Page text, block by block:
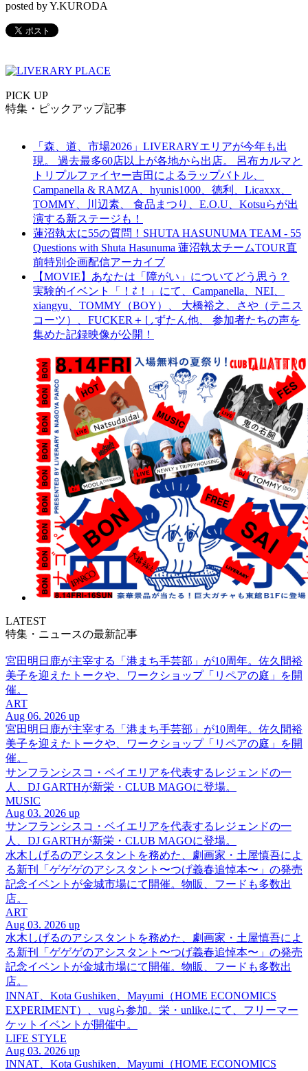
posted by Y.KURODA
PICK UP
特集・ピックアップ記事
「森、道、市場2026」LIVERARYエリアが今年も出
現。 過去最多60店以上が各地から出店。 呂布カルマと
トリプルファイヤー吉田によるラップバトル、
Campanella & RAMZA、hyunis1000、徳利、Licaxxx、
TOMMY、川辺素、 食品まつり、E.O.U、Kotsuらが出
演する新ステージも！
蓮沼執太に55の質問！SHUTA HASUNUMA TEAM - 55
Questions with Shuta Hasunuma 蓮沼執太チームTOUR直
前特別企画配信アーカイブ
【MOVIE】あなたは「障がい」についてどう思う？
実験的イベント「！⇄！」にて、Campanella、NEI、
xiangyu、TOMMY（BOY）、 大橋裕之、さや（テニス
コーツ）、FUCKER＋しずたん他、 参加者たちの声を
集めた記録映像が公開！
LATEST
特集・ニュースの最新記事
宮田明日鹿が主宰する「港まち手芸部」が10周年。佐久間裕
美子を迎えたトークや、ワークショップ「リペアの庭」を開
催。
ART
Aug 06. 2026 up
宮田明日鹿が主宰する「港まち手芸部」が10周年。佐久間裕
美子を迎えたトークや、ワークショップ「リペアの庭」を開
催。
サンフランシスコ・ベイエリアを代表するレジェンドの一
人、DJ GARTHが新栄・CLUB MAGOに登場。
MUSIC
Aug 03. 2026 up
サンフランシスコ・ベイエリアを代表するレジェンドの一
人、DJ GARTHが新栄・CLUB MAGOに登場。
水木しげるのアシスタントを務めた、劇画家・土屋慎吾によ
る新刊「ゲゲゲのアシスタント〜つげ義春追悼本〜」の発売
記念イベントが金城市場にて開催。物販、フードも多数出
店。
ART
Aug 03. 2026 up
水木しげるのアシスタントを務めた、劇画家・土屋慎吾によ
る新刊「ゲゲゲのアシスタント〜つげ義春追悼本〜」の発売
記念イベントが金城市場にて開催。物販、フードも多数出
店。
INNAT、Kota Gushiken、Mayumi（HOME ECONOMICS
EXPERIMENT）、vugら参加。栄・unlike.にて、フリーマー
ケットイベントが開催中。
LIFE STYLE
Aug 03. 2026 up
INNAT、Kota Gushiken、Mayumi（HOME ECONOMICS